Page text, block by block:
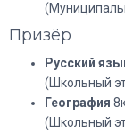
Призёр
Русский
(Школьный
География
(Школьный